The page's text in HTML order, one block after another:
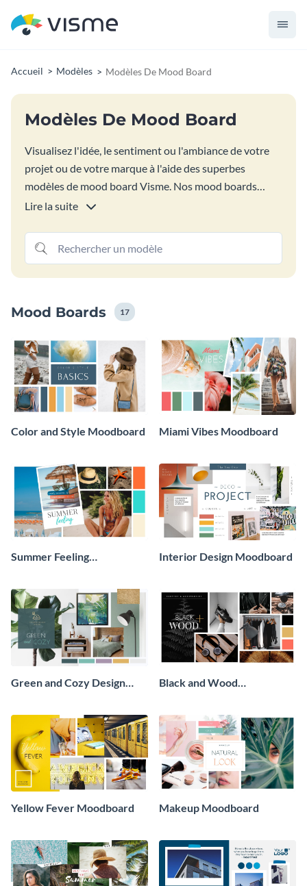
Accueil Modèles Modèles De Mood Board
Modèles De Mood Board
Visualisez l'idée, le sentiment ou l'ambiance de votre
projet ou de votre marque à l'aide des superbes
modèles de mood board Visme. Nos mood boards
professionnels s'assurent que vos images, textures,
sont agencés de manière à ce qu'ils dégagent les
émotions et les messages que vous souhaitez
transmettre. La meilleure partie est qu'ils sont super
Lire la suite
Mood Boards 17
Color and Style Moodboard Miami Vibes Moodboard
Summer Feeling
Interior Design Moodboard
Green and Cozy Design
Black and Wood
Yellow Fever Moodboard Makeup Moodboard